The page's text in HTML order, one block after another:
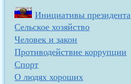
Инициативы президента
Сельское хозяйство
Человек и закон
Противодействие коррупции
Спорт
О людях хороших